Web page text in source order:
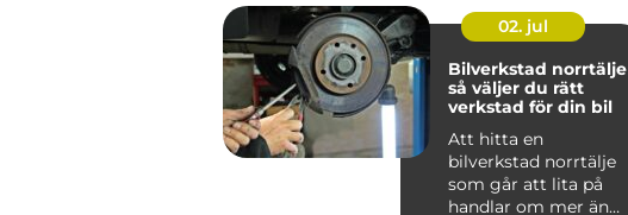
02. jul
Bilverkstad norrtälje
så väljer du rätt
verkstad för din bil
Att hitta en
bilverkstad norrtälje
som går att lita på
handlar om mer än